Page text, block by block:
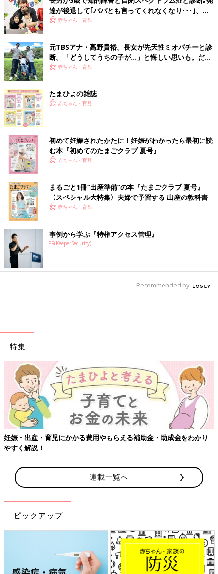
達が後退して｢パパとも言ってくれなくなり･･･｣、元
プロバスケ選手･岡田優介
赤ちゃん・育児
元TBSアナ・高野貴裕。長女が先天性ミオパチーと診
断。「どうしてうちの子が…」と悔しい思いも。だか
らこそ、娘との時間を全力で楽しみたい
赤ちゃん・育児
たまひよの雑誌
赤ちゃん・育児
初めて妊娠されたかたに！妊娠がわかったら最初に読
む本『初めてのたまごクラブ 夏号』
赤ちゃん・育児
まるごと1冊“出産準備”の本『たまごクラブ 夏号』
〈スペシャル大特集〉夫婦で予習する 出産の教科書
赤ちゃん・育児
事例から学ぶ『特権アクセス管理』
PR(KeeperSecurity)
Recommended by
特集
妊娠・出産・育児にかかる費用やもらえる補助金・助成金をわかり
やすく解説！
連載一覧へ
ピックアップ